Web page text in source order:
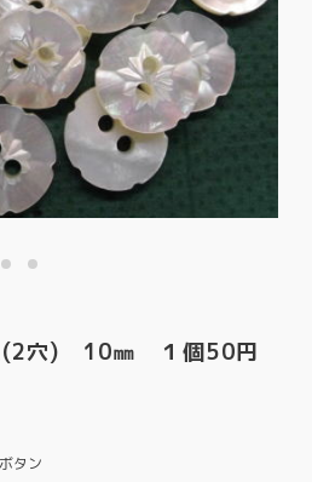
(2穴) 10㎜ １個50円
タン